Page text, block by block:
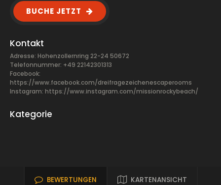
BUCHE JETZT
Kontakt
Adresse: Hohenzollernring 22-24 50672
Telefonnummer: +49 22142301313
Facebook:
https://www.facebook.com/dreifragezeichenescaperooms
Instagram: https://www.instagram.com/missionrockybeach/
Kategorie
BEWERTUNGEN KARTENANSICHT